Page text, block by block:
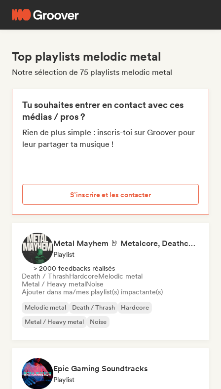
Top playlists melodic metal
Notre sélection de 75 playlists melodic metal
Tu souhaites entrer en contact avec ces
médias / pros ?
Rien de plus simple : inscris-toi sur Groover pour
leur partager ta musique !
S’inscrire et les contacter
Metal Mayhem 🤘 Metalcore, Deathcore & Progressive Metal
Playlist
> 2000 feedbacks réalisés
Death / ThrashHardcoreMelodic metal
Metal / Heavy metalNoise
Ajouter dans ma/mes playlist(s) impactante(s)
Melodic metal Death / Thrash
Hardcore
Metal / Heavy metal
Noise
Epic Gaming Soundtracks
Playlist